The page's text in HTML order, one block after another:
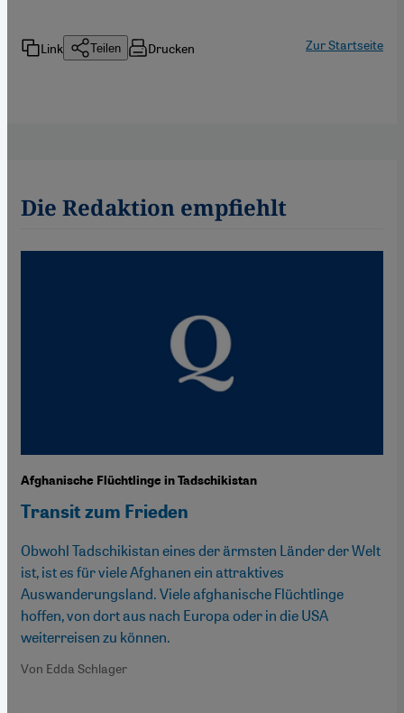
Link Teilen Drucken Zur Startseite
Die Redaktion empfiehlt
Afghanische Flüchtlinge in Tadschikistan
Transit zum Frieden
Obwohl Tadschikistan eines der ärmsten Länder der Welt
ist, ist es für viele Afghanen ein attraktives
Auswanderungsland. Viele afghanische Flüchtlinge
hoffen, von dort aus nach Europa oder in die USA
weiterreisen zu können.
Von Edda Schlager